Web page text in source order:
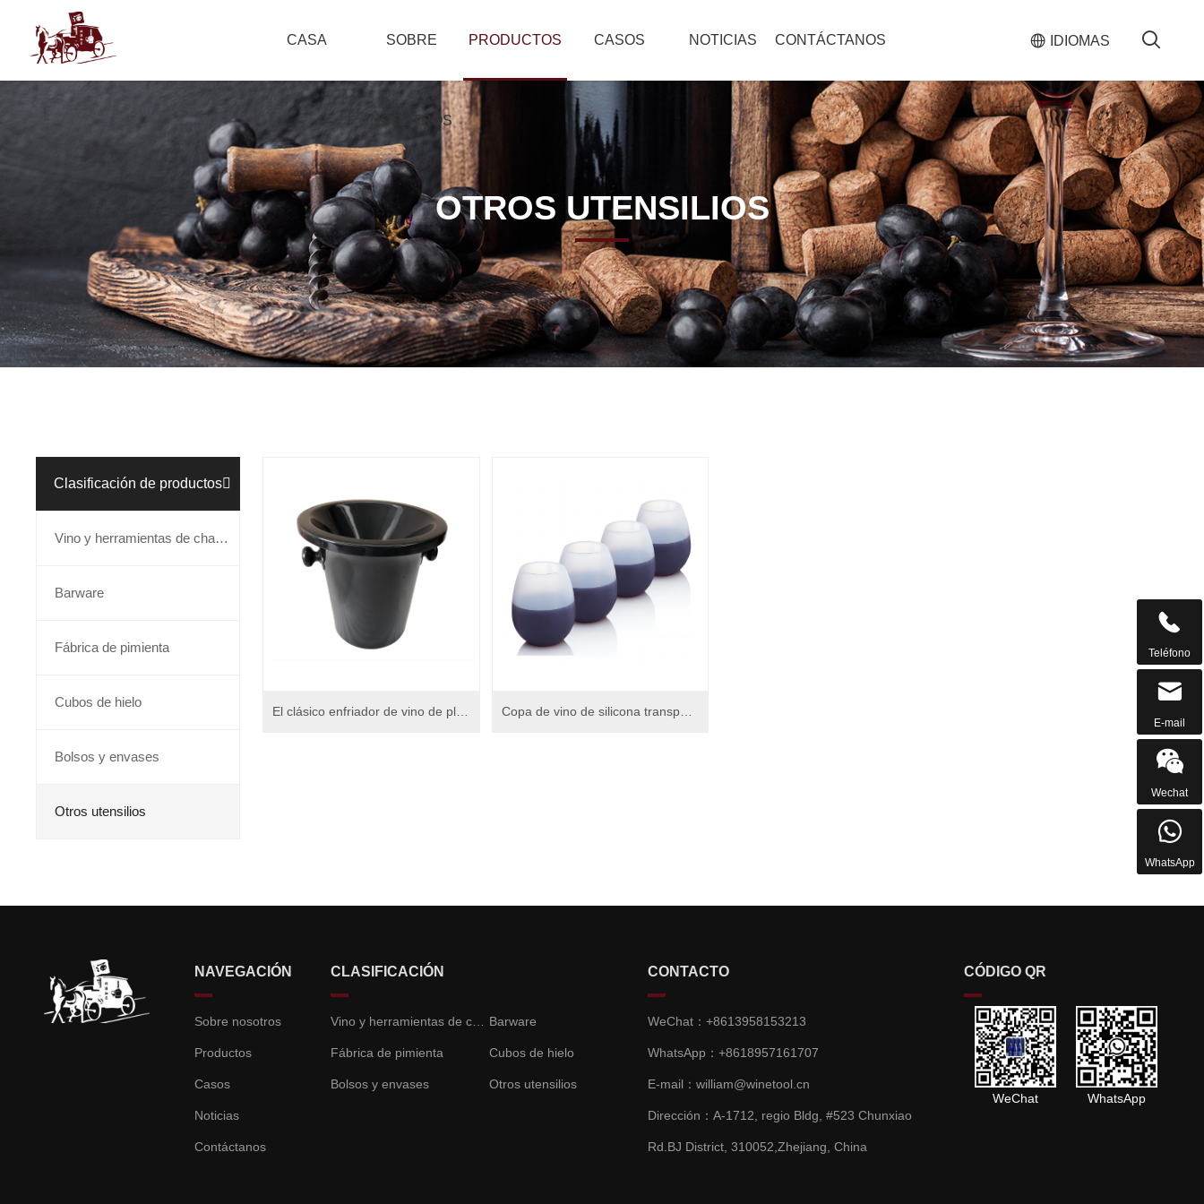

CASA SOBRE
NOSOTROS
PRODUCTOS CASOS NOTICIAS CONTÁCTANOS  IDIOMAS
OTROS UTENSILIOS
Clasificación de productos
Vino y herramientas de champán
Barware
Fábrica de pimienta
Cubos de hielo
Bolsos y envases
Otros utensilios
El clásico enfriador de vino de plástico escupe cubos de hielo tipo lata para la Sala de degustación con hielo Copa de vino de silicona transparente plegable e ininterrumpida, Copa de vino sin azúcar rodando
NAVEGACIÓN
Sobre nosotros
Productos
Casos
Noticias
Contáctanos
CLASIFICACIÓN
Vino y herramientas de champán Barware
Fábrica de pimienta Cubos de hielo
Bolsos y envases Otros utensilios
CONTACTO
WeChat：+8613958153213
WhatsApp：+8618957161707
E-mail： william@winetool.cn
Dirección：A-1712, regio Bldg, #523 Chunxiao
Rd.BJ District, 310052,Zhejiang, China
CÓDIGO QR
WeChat WhatsApp

Teléfono

E-mail

Wechat

WhatsApp
